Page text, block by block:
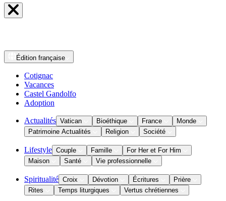
Édition française
Cotignac
Vacances
Castel Gandolfo
Adoption
Actualités Vatican Bioéthique France
Monde
Patrimoine Actualités
Religion Société
Lifestyle Couple Famille
For Her et For Him
Maison
Santé Vie professionnelle
Spiritualité Croix Dévotion Écritures
Prière
Rites
Temps liturgiques Vertus chrétiennes